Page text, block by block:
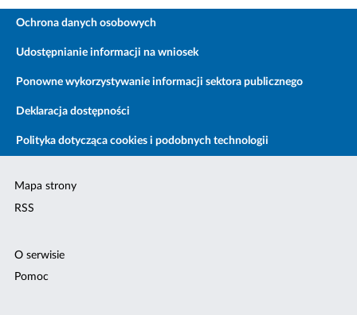
Ochrona danych osobowych
Udostępnianie informacji na wniosek
Ponowne wykorzystywanie informacji sektora publicznego
Deklaracja dostępności
Polityka dotycząca cookies i podobnych technologii
Mapa strony
RSS
O serwisie
Pomoc